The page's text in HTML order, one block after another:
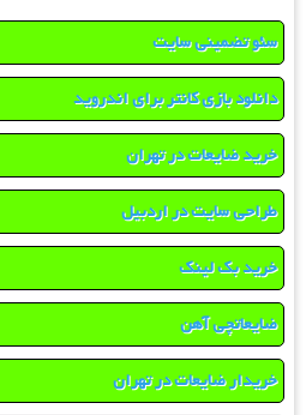
سئو تضمینی سایت
دانلود بازی کانتر برای اندروید
خرید ضایعات در تهران
طراحی سایت در اردبیل
خرید بک لینک
ضایعاتچی آهن
خریدار ضایعات در تهران